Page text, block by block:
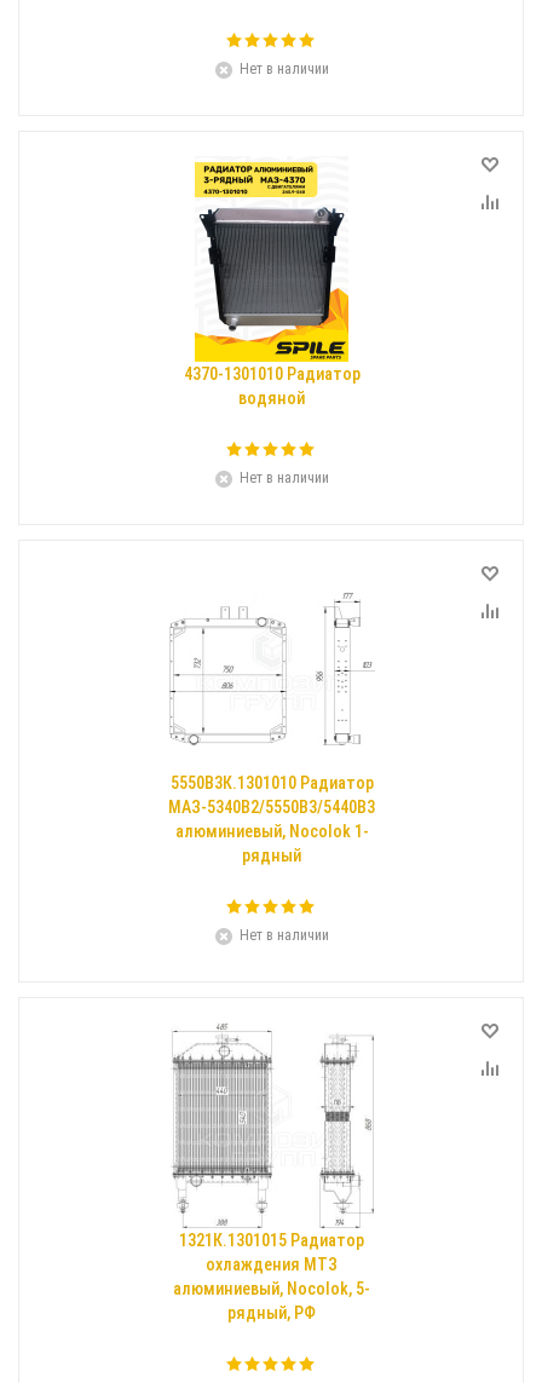
Нет в наличии
4370-1301010 Радиатор
водяной
Нет в наличии
5550В3К.1301010 Радиатор
МАЗ-5340В2/5550В3/5440В3
алюминиевый, Nocolok 1-
рядный
Нет в наличии
1321К.1301015 Радиатор
охлаждения МТЗ
алюминиевый, Nocolok, 5-
рядный, РФ